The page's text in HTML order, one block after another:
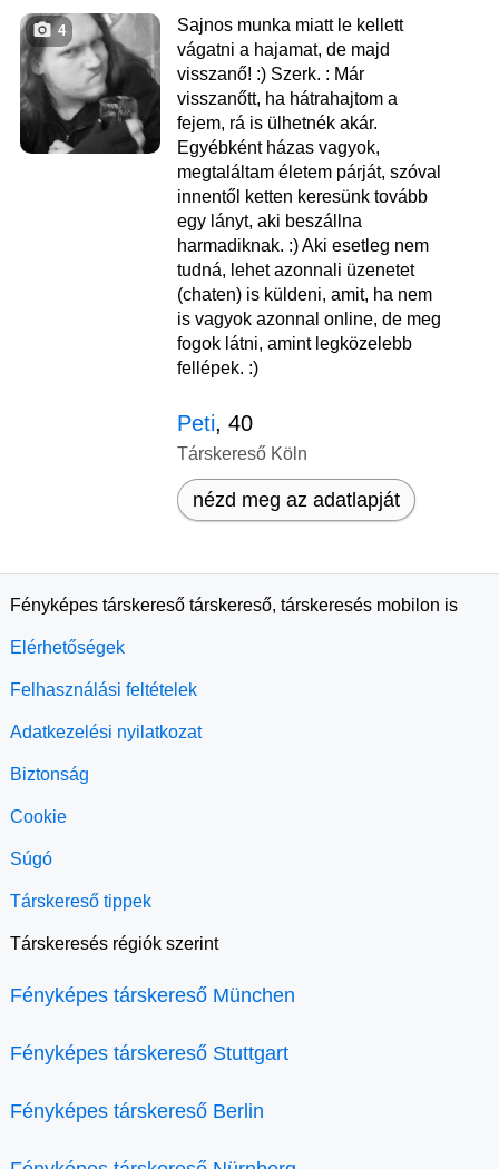
4
Sajnos munka miatt le kellett
vágatni a hajamat, de majd
visszanő! :) Szerk. : Már
visszanőtt, ha hátrahajtom a
fejem, rá is ülhetnék akár.
Egyébként házas vagyok,
megtaláltam életem párját, szóval
innentől ketten keresünk tovább
egy lányt, aki beszállna
harmadiknak. :) Aki esetleg nem
tudná, lehet azonnali üzenetet
(chaten) is küldeni, amit, ha nem
is vagyok azonnal online, de meg
fogok látni, amint legközelebb
fellépek. :)
Peti, 40
Társkereső Köln
nézd meg az adatlapját
Fényképes társkereső társkereső, társkeresés mobilon is
Elérhetőségek
Felhasználási feltételek
Adatkezelési nyilatkozat
Biztonság
Cookie
Súgó
Társkereső tippek
Társkeresés régiók szerint
Fényképes társkereső München
Fényképes társkereső Stuttgart
Fényképes társkereső Berlin